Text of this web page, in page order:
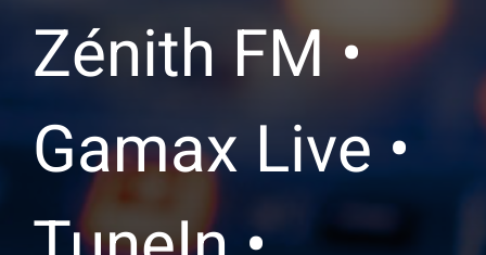
Zénith FM •
Gamax Live •